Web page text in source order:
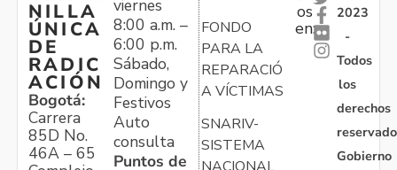
NILLA
ÚNICA
DE
RADIC
ACIÓN
Bogotá:
Carrera
85D No.
46A – 65
viernes
8:00 a.m. –
6:00 p.m.
Sábado,
Domingo y
Festivos
Auto
consulta
Puntos de
FONDO
PARA LA
REPARACIÓN
A VÍCTIMAS
SNARIV-
SISTEMA
os
en:
2023
-
Todos
los
derechos
Gobierno